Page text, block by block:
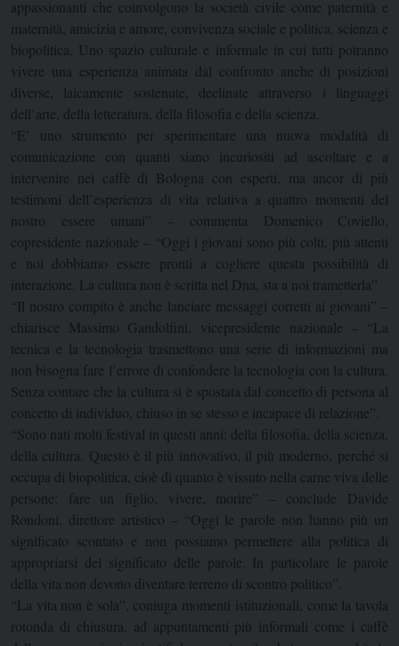
appassionanti che coinvolgono la società civile come paternità e
maternità, amicizia e amore, convivenza sociale e politica, scienza e
biopolitica. Uno spazio culturale e informale in cui tutti potranno
vivere una esperienza animata dal confronto anche di posizioni
diverse, laicamente sostenute, declinate attraverso i linguaggi
dell’arte, della letteratura, della filosofia e della scienza.
“E’ uno strumento per sperimentare una nuova modalità di
comunicazione con quanti siano incuriositi ad ascoltare e a
intervenire nei caffè di Bologna con esperti, ma ancor di più
testimoni dell’esperienza di vita relativa a quattro momenti del
nostro essere umani” – commenta Domenico Coviello,
copresidente nazionale – “Oggi i giovani sono più colti, più attenti
e noi dobbiamo essere pronti a cogliere questa possibilità di
interazione. La cultura non è scritta nel Dna, sta a noi trametterla”
“Il nostro compito è anche lanciare messaggi corretti ai giovani” –
chiarisce Massimo Gandolfini, vicepresidente nazionale – “La
tecnica e la tecnologia trasmettono una serie di informazioni ma
non bisogna fare l’errore di confondere la tecnologia con la cultura.
Senza contare che la cultura si è spostata dal concetto di persona al
concetto di individuo, chiuso in se stesso e incapace di relazione”.
“Sono nati molti festival in questi anni: della filosofia, della scienza,
della cultura. Questo è il più innovativo, il più moderno, perché si
occupa di biopolitica, cioè di quanto è vissuto nella carne viva delle
persone: fare un figlio, vivere, morire” – conclude Davide
Rondoni, direttore artistico – “Oggi le parole non hanno più un
significato scontato e non possiamo permettere alla politica di
appropriarsi del significato delle parole. In particolare le parole
della vita non devono diventare terreno di scontro politico”.
“La vita non è sola”, coniuga momenti istituzionali, come la tavola
rotonda di chiusura, ad appuntamenti più informali come i caffè